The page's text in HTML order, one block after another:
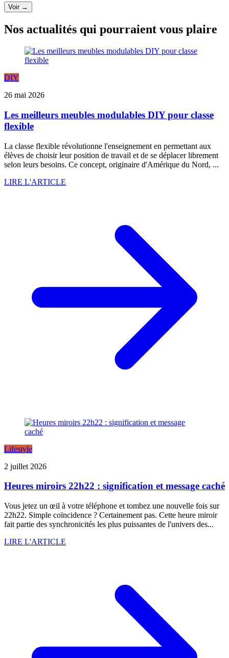
Voir →
Nos actualités qui pourraient vous plaire
DIY
26 mai 2026
Les meilleurs meubles modulables DIY pour classe
flexible
La classe flexible révolutionne l'enseignement en permettant aux
élèves de choisir leur position de travail et de se déplacer librement
selon leurs besoins. Ce concept, originaire d'Amérique du Nord, ...
LIRE L'ARTICLE
Lifestyle
2 juillet 2026
Heures miroirs 22h22 : signification et message caché
Vous jetez un œil à votre téléphone et tombez une nouvelle fois sur
22h22. Simple coïncidence ? Certainement pas. Cette heure miroir
fait partie des synchronicités les plus puissantes de l'univers des...
LIRE L'ARTICLE